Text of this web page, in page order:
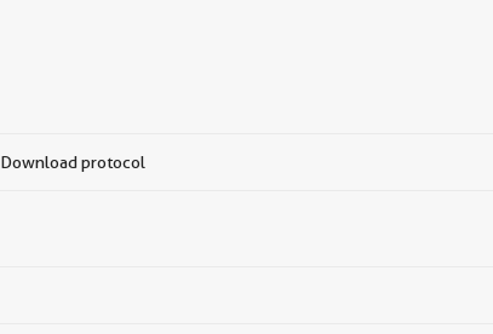
Download protocol